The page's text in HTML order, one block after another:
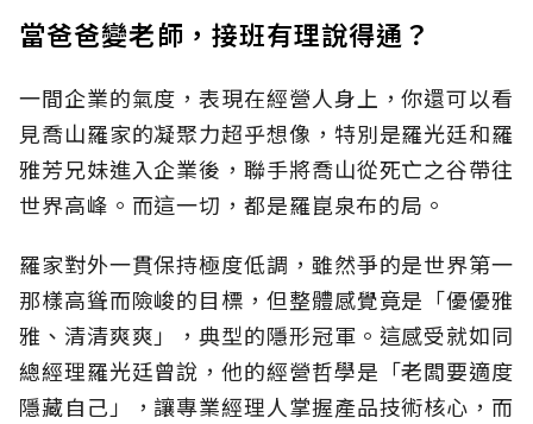
當爸爸變老師，接班有理說得通？
一間企業的氣度，表現在經營人身上，你還可以看
見喬山羅家的凝聚力超乎想像，特別是羅光廷和羅
雅芳兄妹進入企業後，聯手將喬山從死亡之谷帶往
世界高峰。而這一切，都是羅崑泉布的局。
羅家對外一貫保持極度低調，雖然爭的是世界第一
那樣高聳而險峻的目標，但整體感覺竟是「優優雅
雅、清清爽爽」，典型的隱形冠軍。這感受就如同
總經理羅光廷曾說，他的經營哲學是「老闆要適度
隱藏自己」，讓專業經理人掌握產品技術核心，而